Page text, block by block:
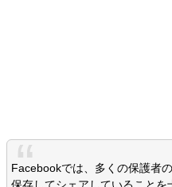
Facebookでは、多くの保護者